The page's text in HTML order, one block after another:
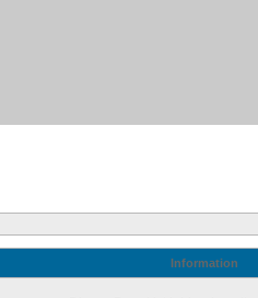
Information